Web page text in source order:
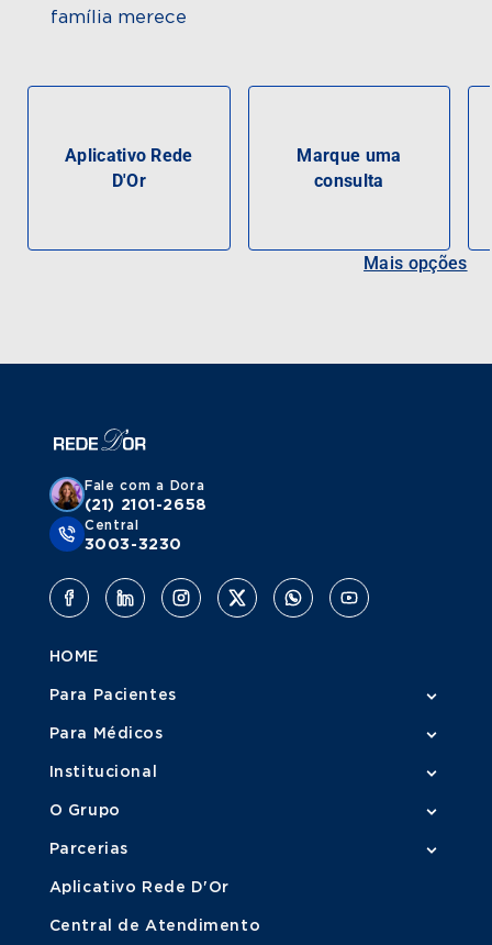
família merece
Aplicativo Rede
D'Or
Marque uma
consulta
Mais opções
Fale com a Dora
(21) 2101-2658
Central
3003-3230
HOME
Para Pacientes
Para Médicos
Institucional
O Grupo
Parcerias
Aplicativo Rede D'Or
Central de Atendimento